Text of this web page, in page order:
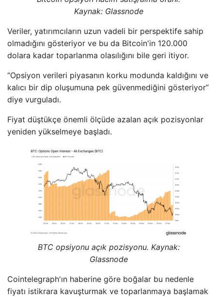
Kaynak: Glassnode
Veriler, yatırımcıların uzun vadeli bir perspektife sahip
olmadığını gösteriyor ve bu da Bitcoin'in 120.000
dolara kadar toparlanma olasılığını bile geri itiyor.
“Opsiyon verileri piyasanın korku modunda kaldığını ve
kalıcı bir dip oluşumuna pek güvenmediğini gösteriyor”
diye vurguladı.
Fiyat düştükçe önemli ölçüde azalan açık pozisyonlar
yeniden yükselmeye başladı.
BTC opsiyonu açık pozisyonu. Kaynak:
Glassnode
Cointelegraph'ın haberine göre boğalar bu nedenle
fiyatı istikrara kavuşturmak ve toparlanmaya başlamak